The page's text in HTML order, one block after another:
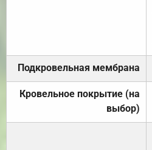
Подкровельная мембрана
Кровельное покрытие (на
выбор)